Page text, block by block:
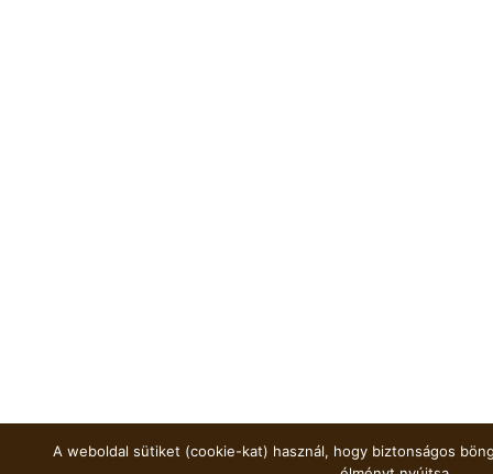
A weboldal sütiket (cookie-kat) használ, hogy biztonságos